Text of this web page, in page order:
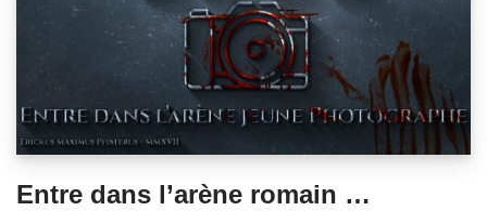
Entre dans l’arène romain …